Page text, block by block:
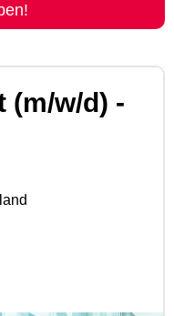
(m/w/d) -